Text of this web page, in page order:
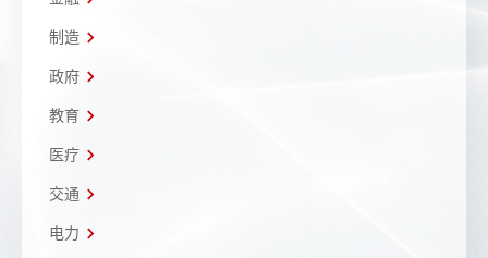
制造
政府
教育
医疗
交通
电力